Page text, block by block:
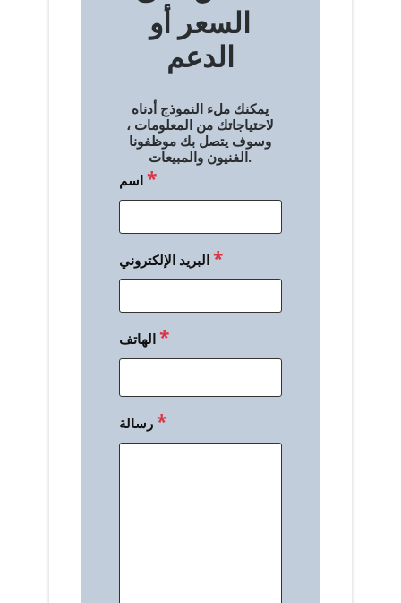
السعر أو
الدعم
يمكنك ملء النموذج أدناه
لاحتياجاتك من المعلومات ،
وسوف يتصل بك موظفونا
الفنيون والمبيعات.
اسم*
البريد الإلكتروني*
الهاتف*
رسالة*